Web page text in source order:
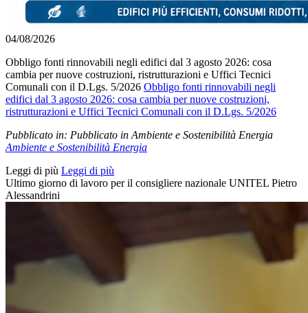
04/08/2026
Obbligo fonti rinnovabili negli edifici dal 3 agosto 2026: cosa
cambia per nuove costruzioni, ristrutturazioni e Uffici Tecnici
Comunali con il D.Lgs. 5/2026 Obbligo fonti rinnovabili negli
edifici dal 3 agosto 2026: cosa cambia per nuove costruzioni,
ristrutturazioni e Uffici Tecnici Comunali con il D.Lgs. 5/2026
Pubblicato in: Pubblicato in Ambiente e Sostenibilità Energia
Ambiente e Sostenibilità Energia
Leggi di più Leggi di più
Ultimo giorno di lavoro per il consigliere nazionale UNITEL Pietro
Alessandrini